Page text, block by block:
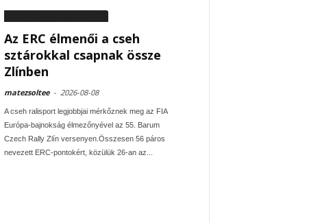
Az ERC élmenői a cseh
sztárokkal csapnak össze
Zlínben
matezsoltee - 2026-08-08
A cseh ralisport legjobbjai mérkőznek meg az FIA
Európa-bajnokság élmezőnyével az 55. Barum
Czech Rally Zlín versenyen.Összesen 56 páros
nevezett ERC-pontokért, közülük 26-an az...